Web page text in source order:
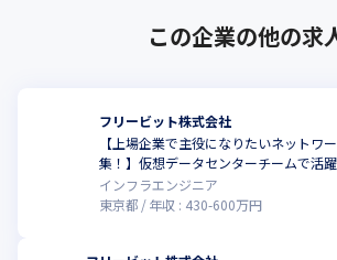
この企業の他の求
フリービット株式会社
【上場企業で主役になりたいネットワ
集！】仮想データセンターチームで活
インフラエンジニア
東京都
年収 : 430-600万円